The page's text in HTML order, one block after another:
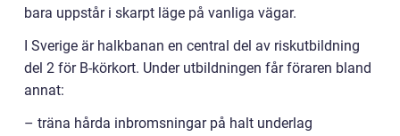
bara uppstår i skarpt läge på vanliga vägar.
I Sverige är halkbanan en central del av riskutbildning
del 2 för B-körkort. Under utbildningen får föraren bland
annat:
– träna hårda inbromsningar på halt underlag